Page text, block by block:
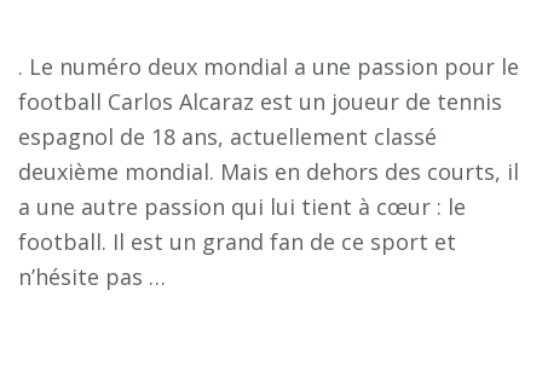
. Le numéro deux mondial a une passion pour le
football Carlos Alcaraz est un joueur de tennis
espagnol de 18 ans, actuellement classé
deuxième mondial. Mais en dehors des courts, il
a une autre passion qui lui tient à cœur : le
football. Il est un grand fan de ce sport et
n’hésite pas …